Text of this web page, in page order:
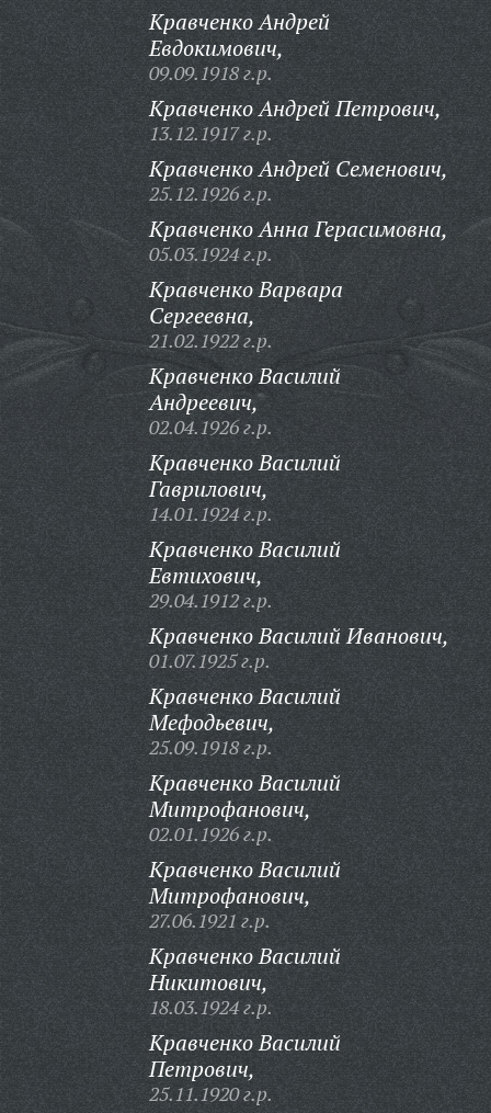
Кравченко Андрей
Евдокимович,
09.09.1918 г.р.
Кравченко Андрей Петрович,
13.12.1917 г.р.
Кравченко Андрей Семенович,
25.12.1926 г.р.
Кравченко Анна Герасимовна,
05.03.1924 г.р.
Кравченко Варвара
Сергеевна,
21.02.1922 г.р.
Кравченко Василий
Андреевич,
02.04.1926 г.р.
Кравченко Василий
Гаврилович,
14.01.1924 г.р.
Кравченко Василий
Евтихович,
29.04.1912 г.р.
Кравченко Василий Иванович,
01.07.1925 г.р.
Кравченко Василий
Мефодьевич,
25.09.1918 г.р.
Кравченко Василий
Митрофанович,
02.01.1926 г.р.
Кравченко Василий
Митрофанович,
27.06.1921 г.р.
Кравченко Василий
Никитович,
18.03.1924 г.р.
Кравченко Василий
Петрович,
25.11.1920 г.р.